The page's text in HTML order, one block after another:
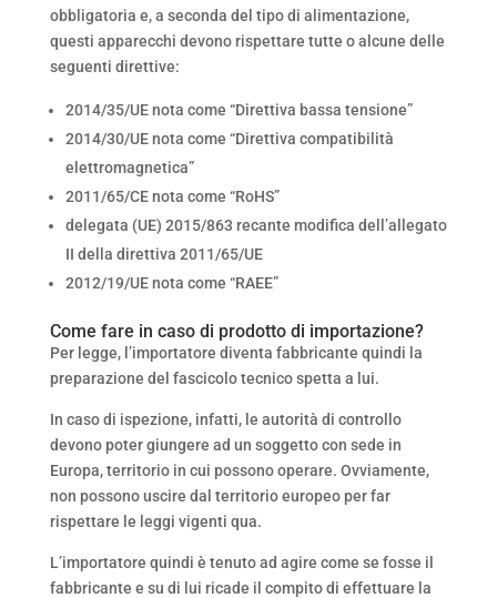
obbligatoria e, a seconda del tipo di alimentazione,
questi apparecchi devono rispettare tutte o alcune delle
seguenti direttive:
2014/35/UE nota come “Direttiva bassa tensione”
2014/30/UE nota come “Direttiva compatibilità
elettromagnetica”
2011/65/CE nota come “RoHS”
delegata (UE) 2015/863 recante modifica dell’allegato
II della direttiva 2011/65/UE
2012/19/UE nota come “RAEE”
Come fare in caso di prodotto di importazione?
Per legge, l’importatore diventa fabbricante quindi la
preparazione del fascicolo tecnico spetta a lui.
In caso di ispezione, infatti, le autorità di controllo
devono poter giungere ad un soggetto con sede in
Europa, territorio in cui possono operare. Ovviamente,
non possono uscire dal territorio europeo per far
rispettare le leggi vigenti qua.
L’importatore quindi è tenuto ad agire come se fosse il
fabbricante e su di lui ricade il compito di effettuare la